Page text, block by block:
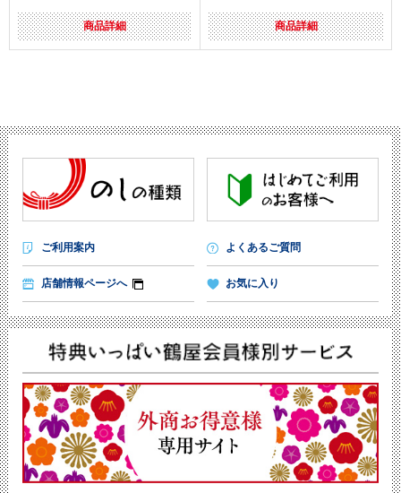
商品詳細 商品詳細
ご利用案内 よくあるご質問
店舗情報ページへ お気に入り